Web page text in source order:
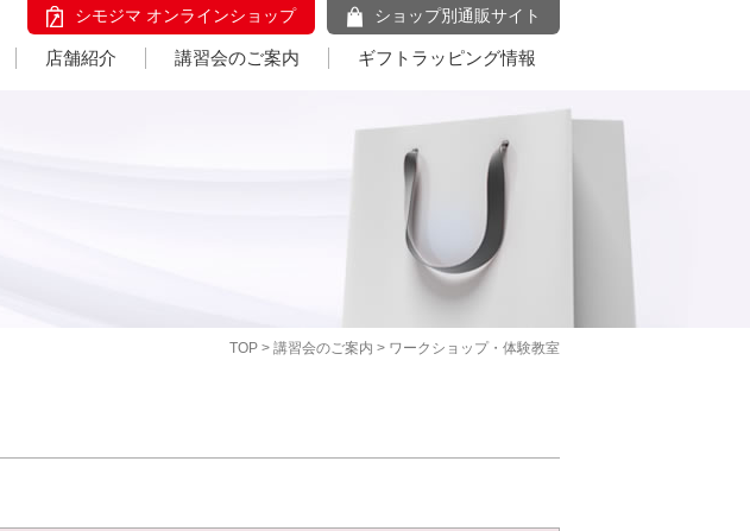
シモジマ オンラインショップ ショップ別通販サイト
店舗紹介 講習会のご案内 ギフトラッピング情報
TOP > 講習会のご案内 > ワークショップ・体験教室